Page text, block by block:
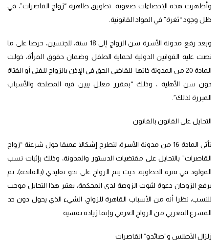
وأظهرت هذه الإحصاءات صعوبة تطويق ظاهرة “زواج القاصرات”، في
ظل وجود “ثغرة” في المواد القانونية.
وبعد رفع مدونة الأسرة سن الزواج إلى 18 سنة، للجنسين، حرصا على ما
نصت عليه القوانين الدولية لحماية الطفل وضمان حقوق المرأة، خولت
المادة 20 من المدونة ذاتها للقاضي الحق في الإذن بالزواج للفتى أو الفتاة
دون سن الأهلية ، وذلك “بمقرر معلل يبين فيه المصلحة والأسباب
المبررة لذلك”.
التحايل على القانون بالقانون
تأتي المادة 16 من مدونة الأسرة، لتطرح إشكالا عميقا حول شرعنة “زواج
القاصرات” بالتحايل على مقتضيات الدستور والمدونة، وذلك بإثبات نسب
المولود في فترة الخطوبة، حيث يتم الزواج على نحو تقليدي (بالفاتحة)، ثم
يرفع الزوجان دعوة لثبوت الزوجية لدى المحكمة، يعتبر هذا التحايل موجب
للنسب، نظرا أنه من الأسباب القاهرة للزواج، الشيء الذي يحول دون حد
المشرع المغربي من الزواج العرفي وإنما زيادة تفشيه
زلزال الأطلس و”صائدو” القاصرات